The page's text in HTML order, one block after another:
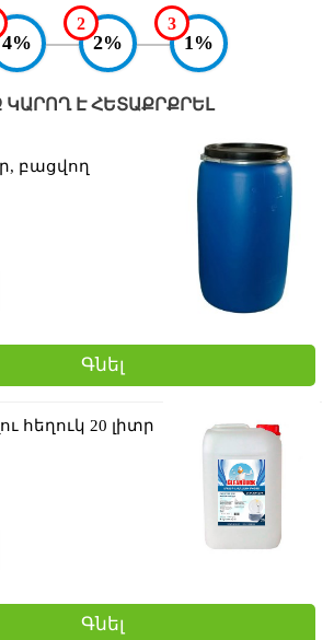
4% 2%
2
1%
3
ԿԱՐՈՂ Է ՀԵՏԱՔՐՔՐԵԼ
բացվող
Գնել
հեղուկ 20 լիտր
Գնել